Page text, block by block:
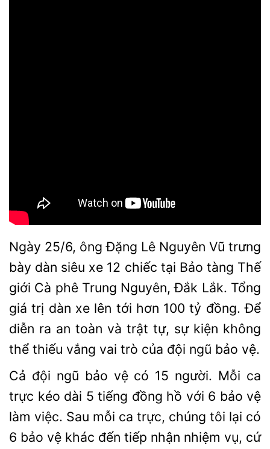
Ngày 25/6, ông Đặng Lê Nguyên Vũ trưng
bày dàn siêu xe 12 chiếc tại Bảo tàng Thế
giới Cà phê Trung Nguyên, Đắk Lắk. Tổng
giá trị dàn xe lên tới hơn 100 tỷ đồng. Để
diễn ra an toàn và trật tự, sự kiện không
thể thiếu vắng vai trò của đội ngũ bảo vệ.
Cả đội ngũ bảo vệ có 15 người. Mỗi ca
trực kéo dài 5 tiếng đồng hồ với 6 bảo vệ
làm việc. Sau mỗi ca trực, chúng tôi lại có
6 bảo vệ khác đến tiếp nhận nhiệm vụ, cứ